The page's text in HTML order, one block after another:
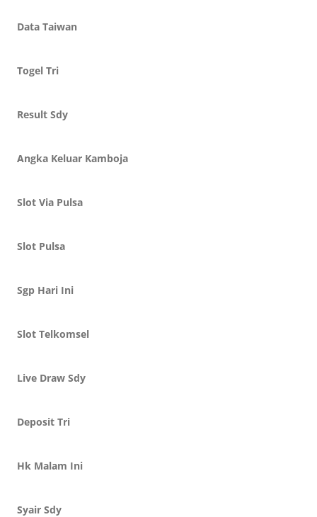
Data Taiwan
Togel Tri
Result Sdy
Angka Keluar Kamboja
Slot Via Pulsa
Slot Pulsa
Sgp Hari Ini
Slot Telkomsel
Live Draw Sdy
Deposit Tri
Hk Malam Ini
Syair Sdy